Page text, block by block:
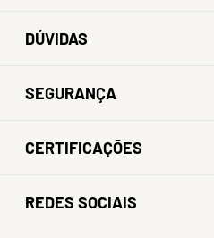
DÚVIDAS
SEGURANÇA
CERTIFICAÇÕES
REDES SOCIAIS